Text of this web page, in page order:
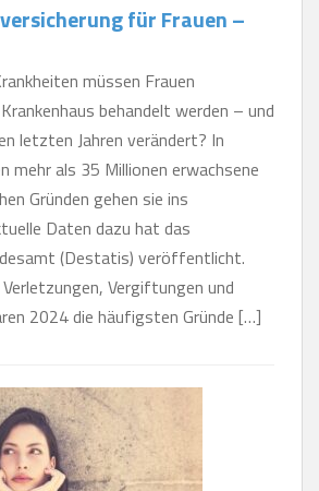
für Frauen –
müssen Frauen
behandelt werden – und
letzten Jahren verändert? In
mehr als 35 Millionen erwachsene
Gründen gehen sie ins
Daten dazu hat das
(Destatis) veröffentlicht.
Vergiftungen und
2024 die häufigsten Gründe […]